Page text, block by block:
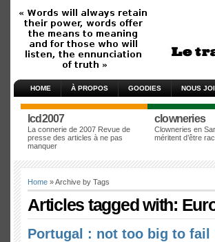
HOME À PROPOS GOODIES NOUS
lcd2007
La connerie de 2007 Revue de
presse des articles à ne pas
manquer
clowneries
Clowneries en
méritent d’être
Home » Archive by Tags
Articles tagged with:
Portugal : not too big to fail